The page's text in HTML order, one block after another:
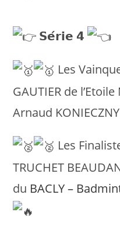
𝗦𝗲́𝗿𝗶𝗲 𝟰
Les
GAUTIER de
Arnaud
Les
TRUCHET
du BACLY –